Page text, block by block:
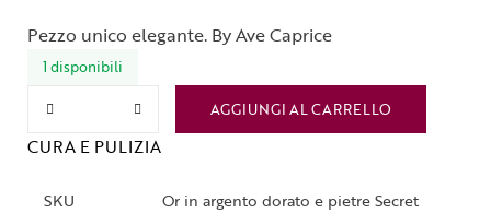
Pezzo unico elegante. By Ave Caprice
1 disponibili
AGGIUNGI AL CARRELLO
CURA E PULIZIA
SKU
Or in argento dorato e pietre Secret